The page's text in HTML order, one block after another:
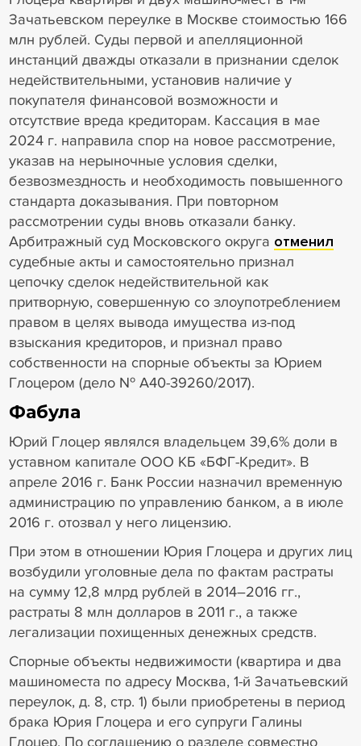
Зачатьевском переулке в Москве стоимостью 166
млн рублей. Суды первой и апелляционной
инстанций дважды отказали в признании сделок
недействительными, установив наличие у
покупателя финансовой возможности и
отсутствие вреда кредиторам. Кассация в мае
2024 г. направила спор на новое рассмотрение,
указав на нерыночные условия сделки,
безвозмездность и необходимость повышенного
стандарта доказывания. При повторном
рассмотрении суды вновь отказали банку.
Арбитражный суд Московского округа отменил
судебные акты и самостоятельно признал
цепочку сделок недействительной как
притворную, совершенную со злоупотреблением
правом в целях вывода имущества из-под
взыскания кредиторов, и признал право
собственности на спорные объекты за Юрием
Глоцером (дело № А40-39260/2017).
Фабула
Юрий Глоцер являлся владельцем 39,6% доли в
уставном капитале ООО КБ «БФГ-Кредит». В
апреле 2016 г. Банк России назначил временную
администрацию по управлению банком, а в июле
2016 г. отозвал у него лицензию.
При этом в отношении Юрия Глоцера и других лиц
возбудили уголовные дела по фактам растраты
на сумму 12,8 млрд рублей в 2014–2016 гг.,
растраты 8 млн долларов в 2011 г., а также
легализации похищенных денежных средств.
Спорные объекты недвижимости (квартира и два
машиноместа по адресу Москва, 1-й Зачатьевский
переулок, д. 8, стр. 1) были приобретены в период
брака Юрия Глоцера и его супруги Галины
Глоцер. По соглашению о разделе совместно